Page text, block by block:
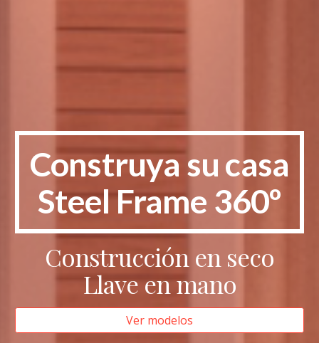
Construya su casa
Steel Frame 360º
Construcción en seco
Llave en mano
Ver modelos